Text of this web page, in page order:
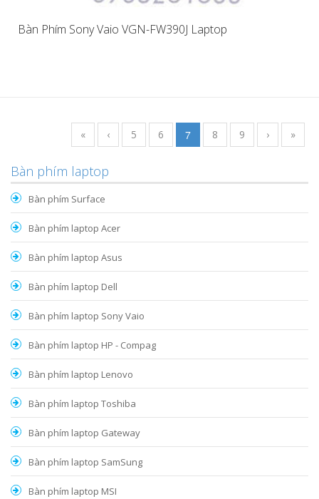
Bàn Phím Sony Vaio VGN-FW390J Laptop
« ‹ 5 6 7 8 9 › »
Bàn phím laptop
Bàn phím Surface
Bàn phím laptop Acer
Bàn phím laptop Asus
Bàn phím laptop Dell
Bàn phím laptop Sony Vaio
Bàn phím laptop HP - Compag
Bàn phím laptop Lenovo
Bàn phím laptop Toshiba
Bàn phím laptop Gateway
Bàn phím laptop SamSung
Bàn phím laptop MSI